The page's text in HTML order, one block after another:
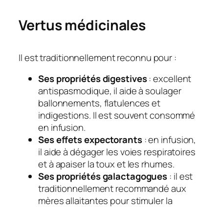
Vertus médicinales
Il est traditionnellement reconnu pour :
Ses propriétés digestives: excellent
antispasmodique, il aide à soulager
ballonnements, flatulences et
indigestions. Il est souvent consommé
en infusion.
Ses effets expectorants: en infusion,
il aide à dégager les voies respiratoires
et à apaiser la toux et les rhumes.
Ses propriétés galactagogues : il est
traditionnellement recommandé aux
mères allaitantes pour stimuler la